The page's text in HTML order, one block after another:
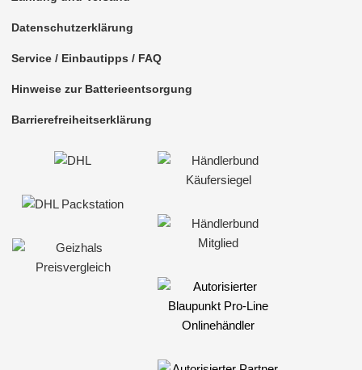
Datenschutzerklärung
Service / Einbautipps / FAQ
Hinweise zur Batterieentsorgung
Barrierefreiheitserklärung